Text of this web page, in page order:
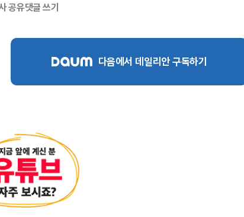
공유댓글 쓰기
다음에서 데일리안 구독하기